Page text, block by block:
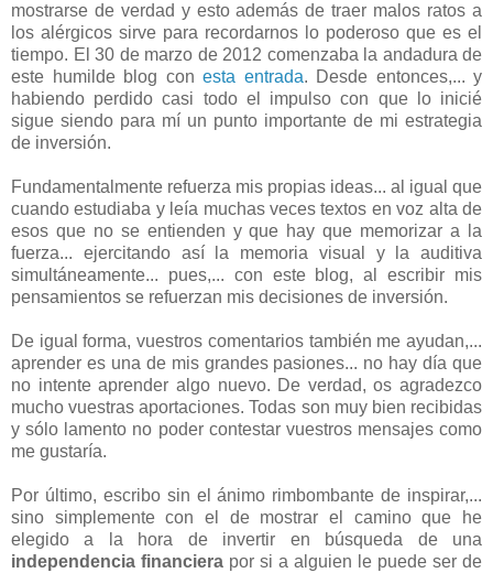
mostrarse de verdad y esto además de traer malos ratos a
los alérgicos sirve para recordarnos lo poderoso que es el
tiempo. El 30 de marzo de 2012 comenzaba la andadura de
este humilde blog con esta entrada. Desde entonces,... y
habiendo perdido casi todo el impulso con que lo inicié
sigue siendo para mí un punto importante de mi estrategia
de inversión.
Fundamentalmente refuerza mis propias ideas... al igual que
cuando estudiaba y leía muchas veces textos en voz alta de
esos que no se entienden y que hay que memorizar a la
fuerza... ejercitando así la memoria visual y la auditiva
simultáneamente... pues,... con este blog, al escribir mis
pensamientos se refuerzan mis decisiones de inversión.
De igual forma, vuestros comentarios también me ayudan,...
aprender es una de mis grandes pasiones... no hay día que
no intente aprender algo nuevo. De verdad, os agradezco
mucho vuestras aportaciones. Todas son muy bien recibidas
y sólo lamento no poder contestar vuestros mensajes como
me gustaría.
Por último, escribo sin el ánimo rimbombante de inspirar,...
sino simplemente con el de mostrar el camino que he
elegido a la hora de invertir en búsqueda de una
independencia financiera por si a alguien le puede ser de